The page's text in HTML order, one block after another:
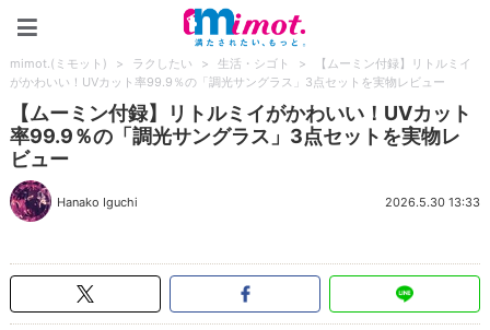
mimot.(ミモット) > ラクしたい > 生活・シゴト >
【ムーミン付録】リトルミイ
がかわいい！UVカット率99.9％の「調光サングラス」3点セットを実物レビュー
【ムーミン付録】リトルミイがかわいい！UVカット
率99.9％の「調光サングラス」3点セットを実物レ
ビュー
Hanako Iguchi 2026.5.30 13:33